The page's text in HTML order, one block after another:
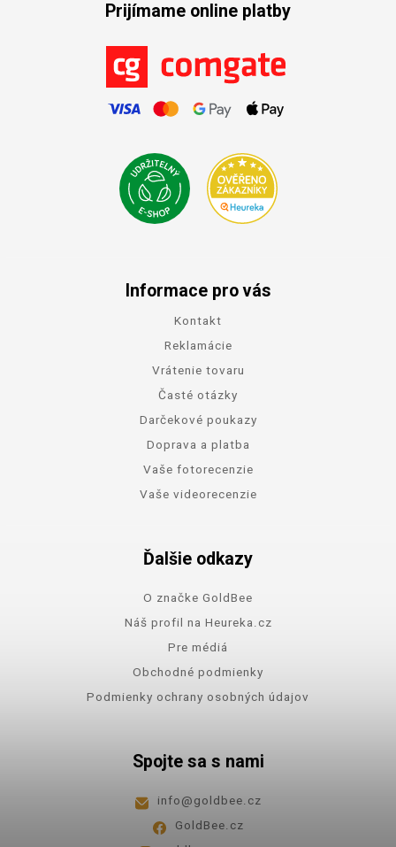
Prijímame online platby
Informace pro vás
Kontakt
Reklamácie
Vrátenie tovaru
Časté otázky
Darčekové poukazy
Doprava a platba
Vaše fotorecenzie
Vaše videorecenzie
Ďalšie odkazy
O značke GoldBee
Náš profil na Heureka.cz
Pre médiá
Obchodné podmienky
Podmienky ochrany osobných údajov
Spojte sa s nami
info@goldbee.cz
GoldBee.cz